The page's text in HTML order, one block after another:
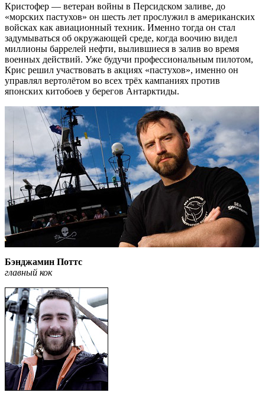
Кристофер — ветеран войны в Персидском заливе, до
«морских пастухов» он шесть лет прослужил в американских
войсках как авиационный техник. Именно тогда он стал
задумываться об окружающей среде, когда воочию видел
миллионы баррелей нефти, вылившиеся в залив во время
военных действий. Уже будучи профессиональным пилотом,
Крис решил участвовать в акциях «пастухов», именно он
управлял вертолётом во всех трёх кампаниях против
японских китобоев у берегов Антарктиды.
Бэнджамин Поттс
главный кок